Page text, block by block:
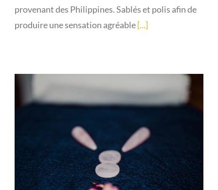
provenant des Philippines. Sablés et polis afin de
produire une sensation agréable[...]